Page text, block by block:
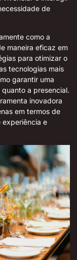
de
como a
maneira eficaz em
para otimizar o
tecnologias mais
garantir uma
a presencial.
inovadora
em termos de
experiência e